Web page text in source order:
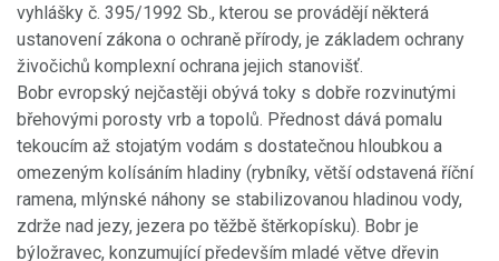
vyhlášky č. 395/1992 Sb., kterou se provádějí některá
ustanovení zákona o ochraně přírody, je základem ochrany
živočichů komplexní ochrana jejich stanovišť.
Bobr evropský nejčastěji obývá toky s dobře rozvinutými
břehovými porosty vrb a topolů. Přednost dává pomalu
tekoucím až stojatým vodám s dostatečnou hloubkou a
omezeným kolísáním hladiny (rybníky, větší odstavená říční
ramena, mlýnské náhony se stabilizovanou hladinou vody,
zdrže nad jezy, jezera po těžbě štěrkopísku). Bobr je
býložravec, konzumující především mladé větve dřevin